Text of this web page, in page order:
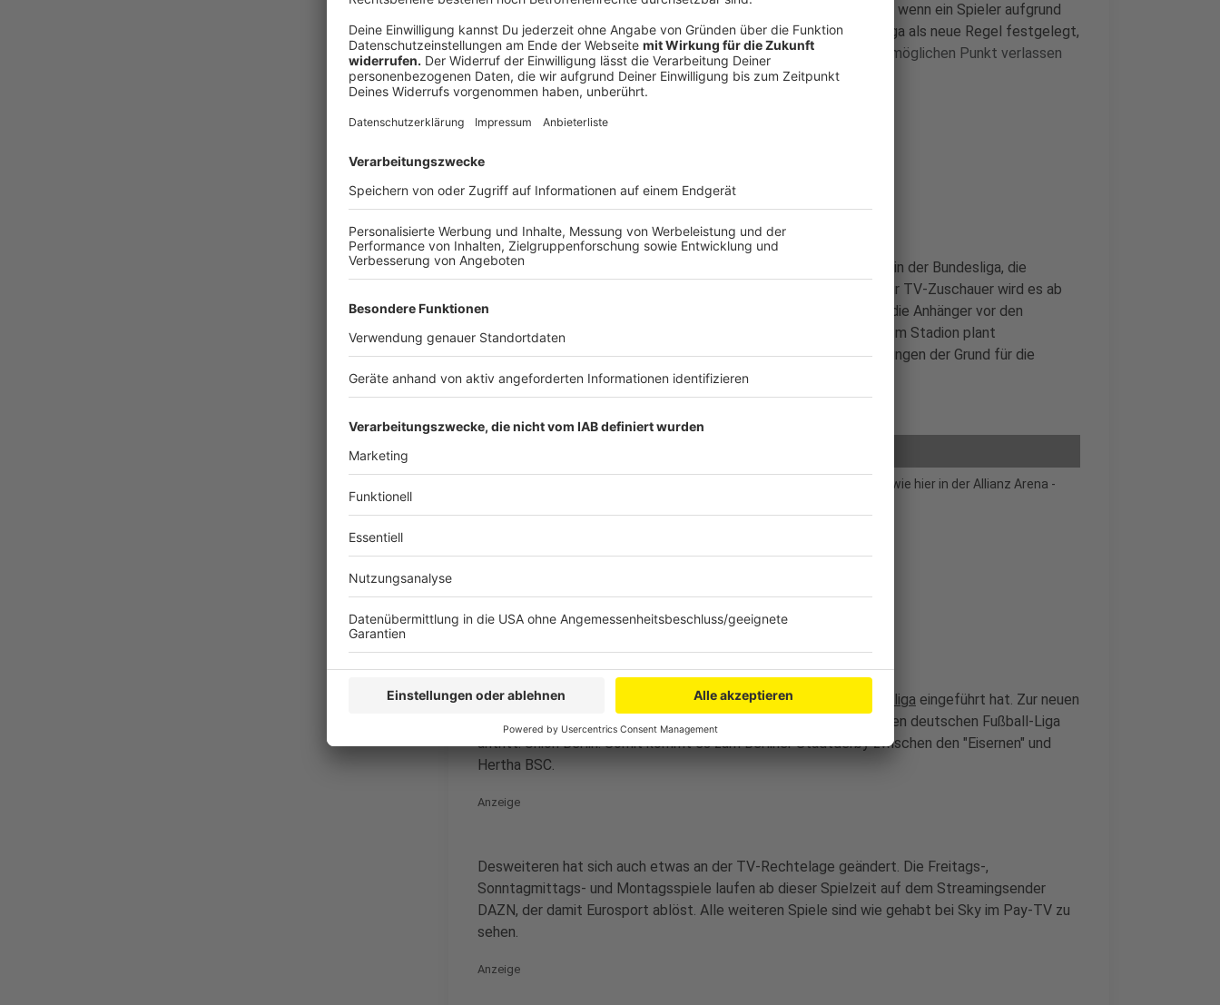
Um künftig lange Wartezeiten und Zeitschindungen zu vermeiden, wenn ein Spieler aufgrund
einer Auswechslung das Spielfeld verlassen soll, hat die Bundesliga als neue Regel festgelegt,
dass nunein Spieler den Platz bei einer Auswechslung am nächstmöglichen Punkt verlassen
muss.
Außerdem planen die Verantwortlichen rund um den Videobeweis in der Bundesliga, die
Fernsehzuschauer und auch Fans im Stadion näher einzubinden. Für TV-Zuschauer wird es ab
sofort einen sogenannten "Dreier-Splitscreen" geben. So können die Anhänger vor den
Fernsehgeräten gewisse Entscheidungen besser nachvollziehen. Im Stadion plant
Videobeweis-Leiter Dr. Jochen Drees, dass vor finalen Entscheidungen der Grund für die
Überprüfung auf den Stadionleinwänden gezeigt wird.
Entscheidungen beim Videobeweis können ab sofort im Stadion - so wie hier in der Allianz Arena -
Was sonst noch neu ist
Es gibt noch diverse weitere, kleinere Änderungen, die die Bundesliga eingeführt hat. Zur neuen
Spielzeit ist auch ein neuer Klub dabei, der erstmals in der höchsten deutschen Fußball-Liga
antritt: Union Berlin. Somit kommt es zum Berliner Stadtderby zwischen den "Eisernen" und
Hertha BSC.
Anzeige
Desweiteren hat sich auch etwas an der TV-Rechtelage geändert. Die Freitags-,
Sonntagmittags- und Montagsspiele laufen ab dieser Spielzeit auf dem Streamingsender
DAZN, der damit Eurosport ablöst. Alle weiteren Spiele sind wie gehabt bei Sky im Pay-TV zu
sehen.
Anzeige